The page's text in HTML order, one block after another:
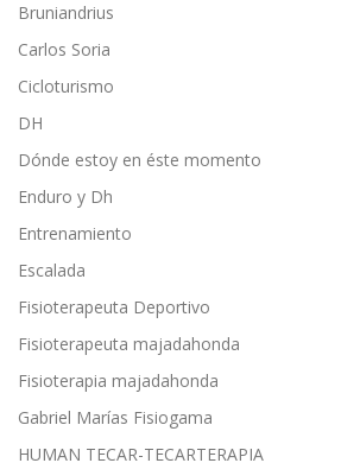
Bruniandrius
Carlos Soria
Cicloturismo
DH
Dónde estoy en éste momento
Enduro y Dh
Entrenamiento
Escalada
Fisioterapeuta Deportivo
Fisioterapeuta majadahonda
Fisioterapia majadahonda
Gabriel Marías Fisiogama
HUMAN TECAR-TECARTERAPIA